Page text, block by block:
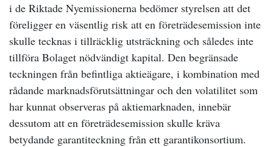
i de Riktade Nyemissionerna bedömer styrelsen att det
föreligger en väsentlig risk att en företrädesemission inte
skulle tecknas i tillräcklig utsträckning och således inte
tillföra Bolaget nödvändigt kapital. Den begränsade
teckningen från befintliga aktieägare, i kombination med
rådande marknadsförutsättningar och den volatilitet som
har kunnat observeras på aktiemarknaden, innebär
dessutom att en företrädesemission skulle kräva
betydande garantiteckning från ett garantikonsortium.